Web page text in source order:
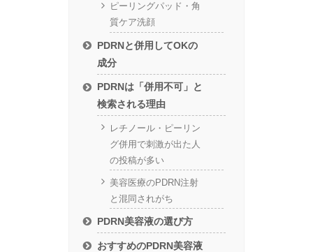
ピーリングパッド・角
質ケア洗顔
PDRNと併用してOKの
成分
PDRNは「併用不可」と
検索される理由
レチノール・ピーリン
グ併用で刺激が出た人
の投稿が多い
美容医療のPDRN注射
と混同されがち
PDRN美容液の選び方
おすすめのPDRN美容液